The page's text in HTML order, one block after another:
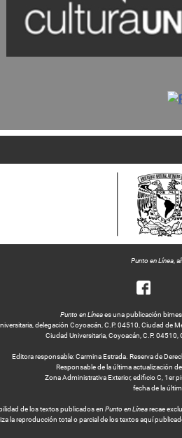
Punto en Línea,
Punto en Líneaes una publicación
delegación Coyoacán, C.P. 04510, Ciudad de
Ciudad Universitaria, Coyoacán, C.P.
Editora responsable: Carmina Estrada. Reserva de
Responsable de la última actualización
Zona Administrativa Exterior, edificio C, 1er
fecha de la
de los textos publicados en Punto en Línearecae
la reproducción total o parcial de los textos aquí